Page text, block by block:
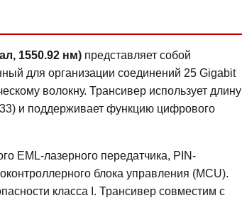
1550.92 нм) представляет собой
для организации соединений 25 Gigabit
волокну. Трансивер использует длину
и поддерживает функцию цифрового
EML-лазерного передатчика, PIN-
блока управления (MCU).
класса I. Трансивер совместим с